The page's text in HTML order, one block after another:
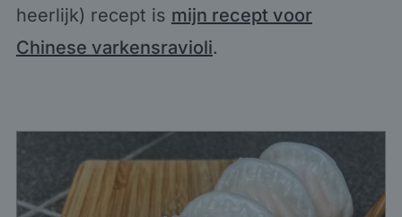
heerlijk) recept is mijn recept voor
Chinese varkensravioli.